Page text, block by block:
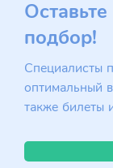
подбор!
Специалисты
оптимальный
также билеты